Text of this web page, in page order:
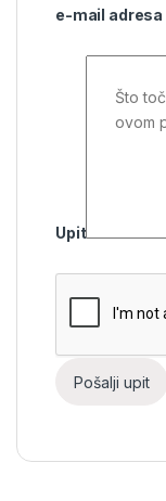
e-mail adresa
Upit